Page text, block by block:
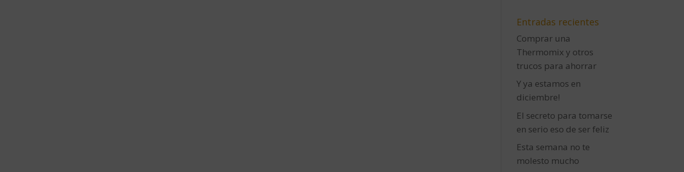
Entradas recientes
Comprar una
Thermomix y otros
trucos para ahorrar
Y ya estamos en
diciembre!
El secreto para tomarse
en serio eso de ser feliz
Esta semana no te
molesto mucho